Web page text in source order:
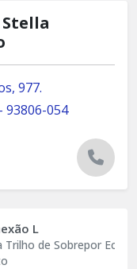
Stella
977.
93806-054
L
Trilho de Sobrepor Eco